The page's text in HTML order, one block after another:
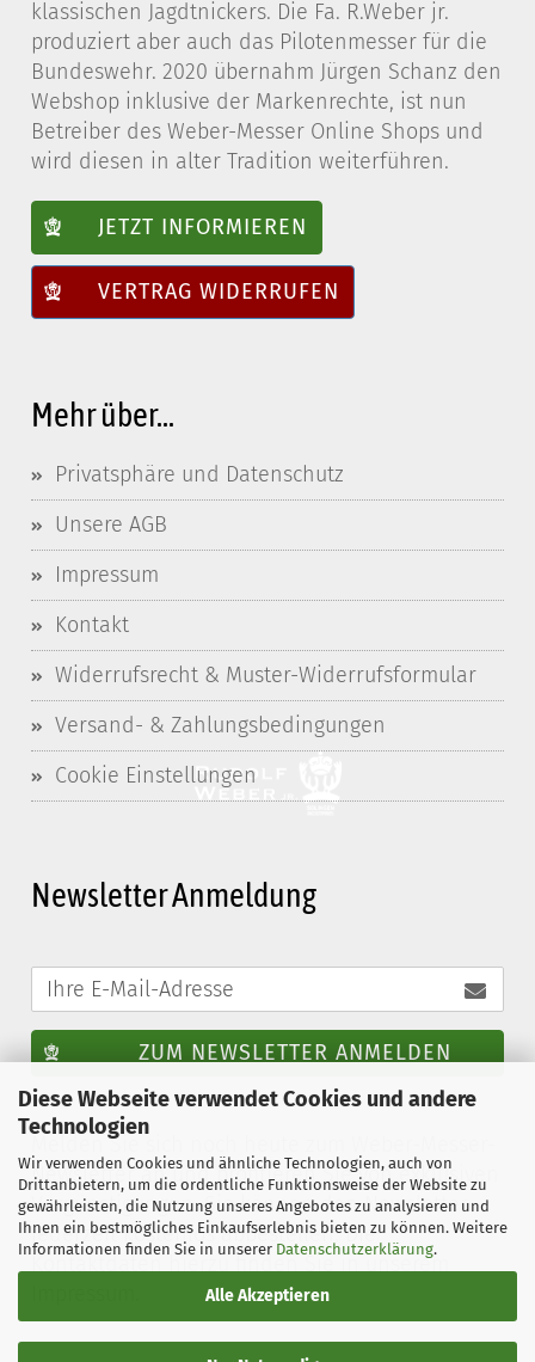
Diese Webseite verwendet Cookies und andere
Technologien
Wir verwenden Cookies und ähnliche Technologien, auch von
Drittanbietern, um die ordentliche Funktionsweise der Website zu
gewährleisten, die Nutzung unseres Angebotes zu analysieren und
Ihnen ein bestmögliches Einkaufserlebnis bieten zu können. Weitere
Informationen finden Sie in unserer Datenschutzerklärung.
Alle Akzeptieren
klassischen Jagdtnickers. Die Fa. R.Weber jr.
produziert aber auch das Pilotenmesser für die
Bundeswehr. 2020 übernahm Jürgen Schanz den
Webshop inklusive der Markenrechte, ist nun
Betreiber des Weber-Messer Online Shops und
wird diesen in alter Tradition weiterführen.
JETZT INFORMIEREN
VERTRAG WIDERRUFEN
Mehr über...
Privatsphäre und Datenschutz
Unsere AGB
Impressum
Kontakt
Widerrufsrecht & Muster-Widerrufsformular
Versand- & Zahlungsbedingungen
Cookie Einstellungen
Newsletter Anmeldung
ZUM NEWSLETTER ANMELDEN
Melden Sie sich noch heute zum Weber-Messer-
Newsletter an und profitieren Sie von exklusiven
Vergünstigungen. Sie können den Newsletter
jederzeit kostenlos abbestellen. Die
Kontaktdaten hierzu finden Sie in unserem